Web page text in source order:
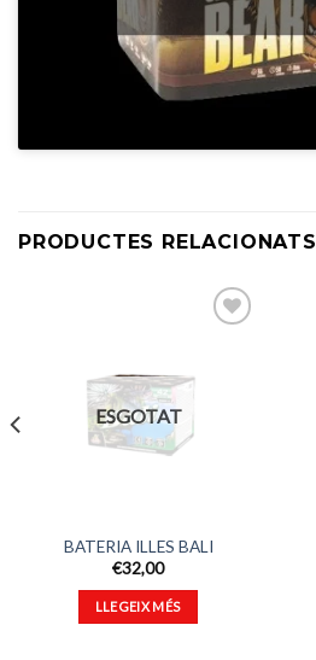
PRODUCTES RELACIONATS
ESGOTAT
BATERIA ILLES BALI
€32,00
LLEGEIX MÉS